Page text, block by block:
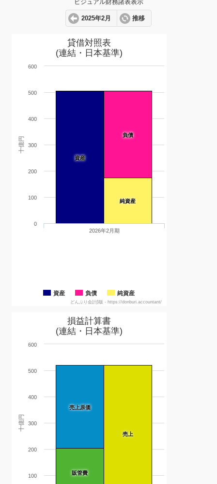
ビジュアル財務諸表表示
2025年2月 推移
十億円
貸借対照表
(連結・日本基準)
資産
負債
純資産
資産 負債 純資産
2026年2月期
0
100
200
300
400
500
600
どんぶり会計β版 - https://donburi.accountant/
十億円
損益計算書
(連結・日本基準)
売上原価
販管費
売上
100
200
300
400
500
600